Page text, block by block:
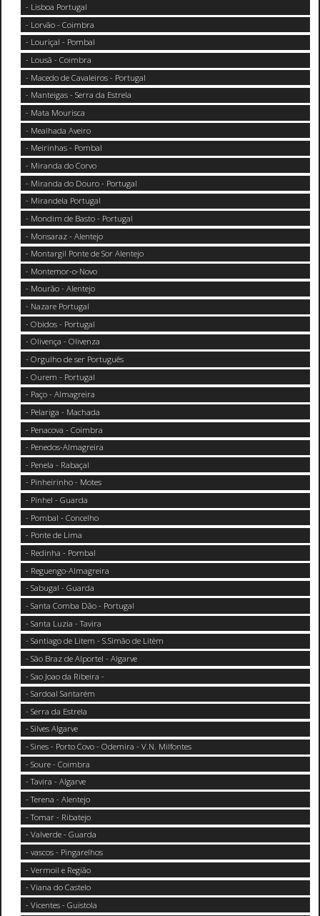
- Lisboa Portugal
- Lorvão - Coimbra
- Louriçal - Pombal
- Lousã - Coimbra
- Macedo de Cavaleiros - Portugal
- Manteigas - Serra da Estrela
- Mata Mourisca
- Mealhada Aveiro
- Meirinhas - Pombal
- Miranda do Corvo
- Miranda do Douro - Portugal
- Mirandela Portugal
- Mondim de Basto - Portugal
- Monsaraz - Alentejo
- Montargil Ponte de Sor Alentejo
- Montemor-o-Novo
- Mourão - Alentejo
- Nazare Portugal
- Obidos - Portugal
- Olivença - Olivenza
- Orgulho de ser Português
- Ourem - Portugal
- Paço - Almagreira
- Pelariga - Machada
- Penacova - Coimbra
- Penedos-Almagreira
- Penela - Rabaçal
- Pinheirinho - Motes
- Pinhel - Guarda
- Pombal - Concelho
- Ponte de Lima
- Redinha - Pombal
- Reguengo-Almagreira
- Sabugal - Guarda
- Santa Comba Dão - Portugal
- Santa Luzia - Tavira
- Santiago de Litem - S.Simão de Litèm
- São Braz de Alportel - Algarve
- Sao Joao da Ribeira -
- Sardoal Santarém
- Serra da Estrela
- Silves Algarve
- Sines - Porto Covo - Odemira - V.N. Milfontes
- Soure - Coimbra
- Tavira - Algarve
- Terena - Alentejo
- Tomar - Ribatejo
- Valverde - Guarda
- vascos - Pingarelhos
- Vermoil e Região
- Viana do Castelo
- Vicentes - Guistola